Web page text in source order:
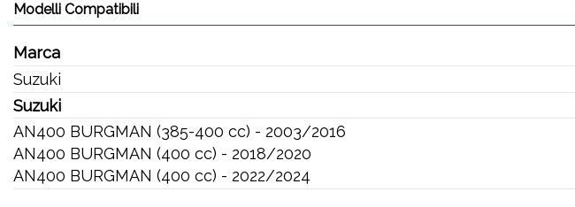
Modelli Compatibili
Marca
Suzuki
Suzuki
AN400 BURGMAN (385-400 cc) - 2003/2016
AN400 BURGMAN (400 cc) - 2018/2020
AN400 BURGMAN (400 cc) - 2022/2024